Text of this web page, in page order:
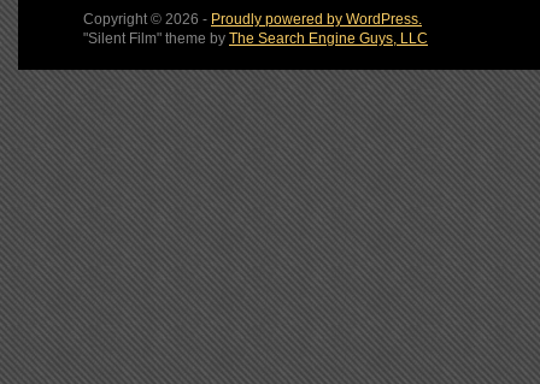
Copyright © 2026 - Proudly powered by WordPress.
"Silent Film" theme by The Search Engine Guys, LLC